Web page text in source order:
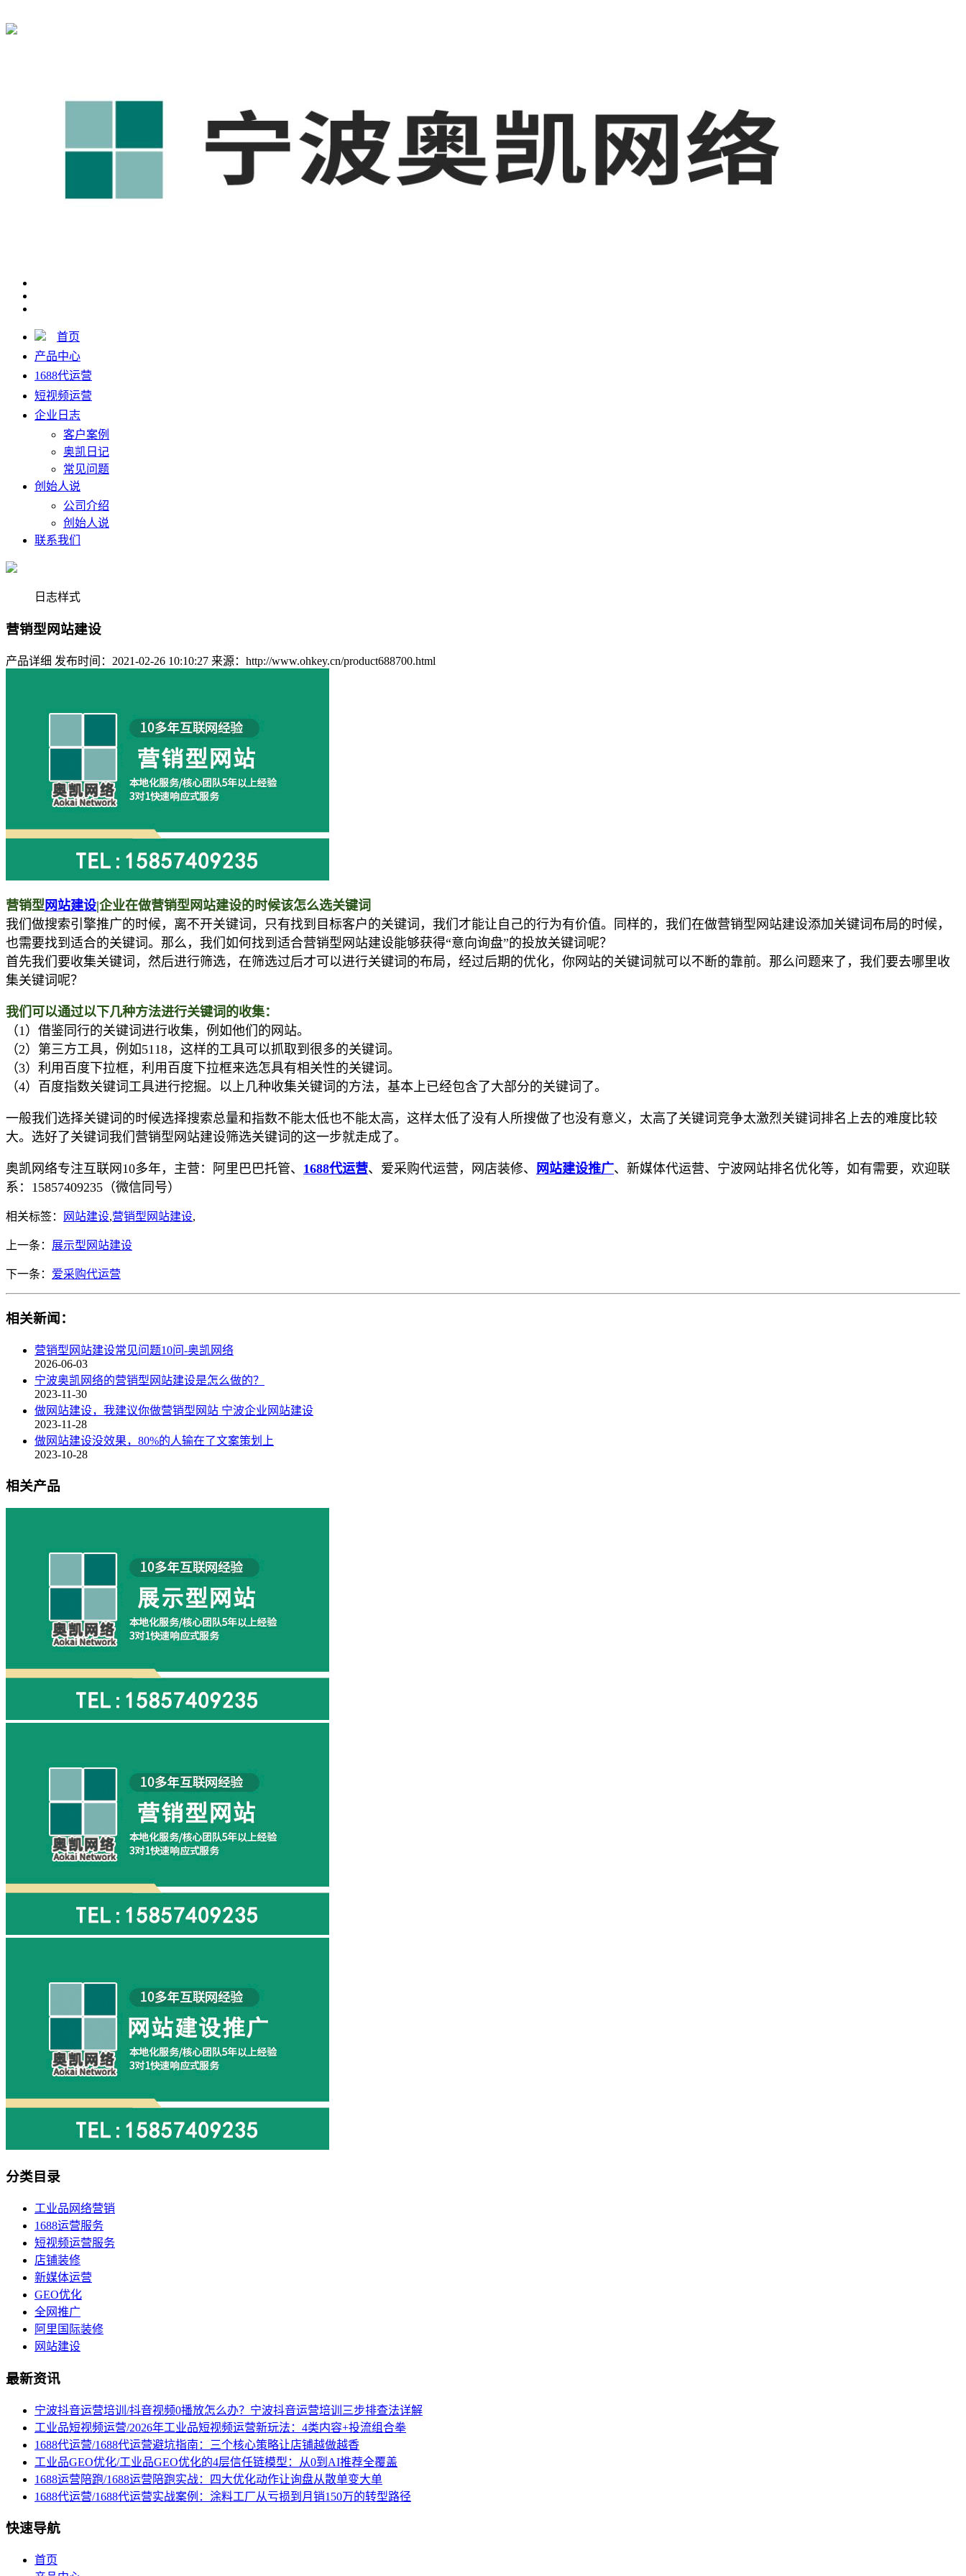
首页
产品中心
1688代运营
短视频运营
企业日志
客户案例
奥凯日记
常见问题
创始人说
公司介绍
创始人说
联系我们
日志样式
营销型网站建设
产品详细 发布时间：2021-02-26 10:10:27 来源：http://www.ohkey.cn/product688700.html
营销型 网站建设|企业在做营销型网站建设的时候该怎么选关键词
我们做搜索引擎推广的时候，离不开关键词，只有找到目标客户的关键词，我们才能让自己的行为有价值。同样的，我们在做营销型网站建设添加关键词布局的时候，
也需要找到适合的关键词。那么，我们如何找到适合营销型网站建设能够获得“意向询盘”的投放关键词呢？
首先我们要收集关键词，然后进行筛选，在筛选过后才可以进行关键词的布局，经过后期的优化，你网站的关键词就可以不断的靠前。那么问题来了，我们要去哪里收
集关键词呢？
我们可以通过以下几种方法进行关键词的收集：
（1）借鉴同行的关键词进行收集，例如他们的网站。
（2）第三方工具，例如5118，这样的工具可以抓取到很多的关键词。
（3）利用百度下拉框，利用百度下拉框来选怎具有相关性的关键词。
（4）百度指数关键词工具进行挖掘。以上几种收集关键词的方法，基本上已经包含了大部分的关键词了。
一般我们选择关键词的时候选择搜索总量和指数不能太低也不能太高，这样太低了没有人所搜做了也没有意义，太高了关键词竞争太激烈关键词排名上去的难度比较
大。选好了关键词我们营销型网站建设筛选关键词的这一步就走成了。
奥凯网络专注互联网10多年，主营：阿里巴巴托管、 1688代运营、爱采购代运营，网店装修、 网站建设推广、新媒体代运营、宁波网站排名优化等，如有需要，欢迎联
系：15857409235（微信同号）
相关标签： 网站建设,营销型网站建设,
上一条： 展示型网站建设
下一条： 爱采购代运营
相关新闻：
营销型网站建设常见问题10问-奥凯网络
2026-06-03
宁波奥凯网络的营销型网站建设是怎么做的？
2023-11-30
做网站建设，我建议你做营销型网站 宁波企业网站建设
2023-11-28
做网站建设没效果，80%的人输在了文案策划上
2023-10-28
相关产品
分类目录
工业品网络营销
1688运营服务
短视频运营服务
店铺装修
新媒体运营
GEO优化
全网推广
阿里国际装修
网站建设
最新资讯
宁波抖音运营培训/抖音视频0播放怎么办？宁波抖音运营培训三步排查法详解
工业品短视频运营/2026年工业品短视频运营新玩法：4类内容+投流组合拳
1688代运营/1688代运营避坑指南：三个核心策略让店铺越做越香
工业品GEO优化/工业品GEO优化的4层信任链模型：从0到AI推荐全覆盖
1688运营陪跑/1688运营陪跑实战：四大优化动作让询盘从散单变大单
1688代运营/1688代运营实战案例：涂料工厂从亏损到月销150万的转型路径
快速导航
首页